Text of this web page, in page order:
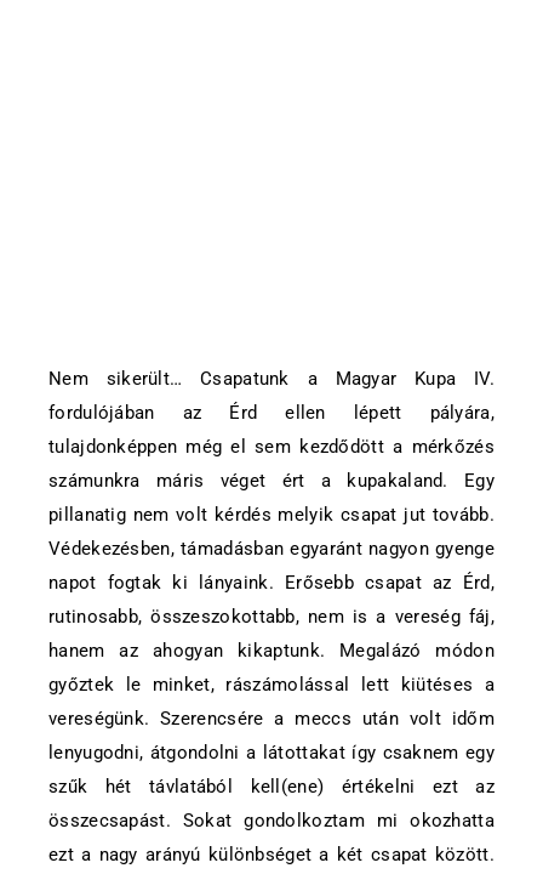
Nem sikerült… Csapatunk a Magyar Kupa IV.
fordulójában az Érd ellen lépett pályára,
tulajdonképpen még el sem kezdődött a mérkőzés
számunkra máris véget ért a kupakaland. Egy
pillanatig nem volt kérdés melyik csapat jut tovább.
Védekezésben, támadásban egyaránt nagyon gyenge
napot fogtak ki lányaink. Erősebb csapat az Érd,
rutinosabb, összeszokottabb, nem is a vereség fáj,
hanem az ahogyan kikaptunk. Megalázó módon
győztek le minket, rászámolással lett kiütéses a
vereségünk. Szerencsére a meccs után volt időm
lenyugodni, átgondolni a látottakat így csaknem egy
szűk hét távlatából kell(ene) értékelni ezt az
összecsapást. Sokat gondolkoztam mi okozhatta
ezt a nagy arányú különbséget a két csapat között.